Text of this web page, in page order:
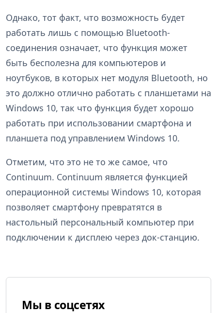
Однако, тот факт, что возможность будет
работать лишь с помощью Bluetooth-
соединения означает, что функция может
быть бесполезна для компьютеров и
ноутбуков, в которых нет модуля Bluetooth, но
это должно отлично работать с планшетами на
Windows 10, так что функция будет хорошо
работать при использовании смартфона и
планшета под управлением Windows 10.
Отметим, что это не то же самое, что
Continuum. Continuum является функцией
операционной системы Windows 10, которая
позволяет смартфону превратятся в
настольный персональный компьютер при
подключении к дисплею через док-станцию.
Мы в соцсетях